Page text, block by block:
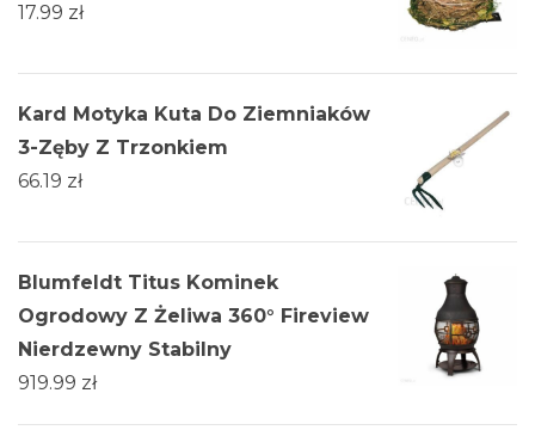
17.99 zł
Kard Motyka Kuta Do Ziemniaków
3-Zęby Z Trzonkiem
66.19 zł
Blumfeldt Titus Kominek
Ogrodowy Z Żeliwa 360° Fireview
Nierdzewny Stabilny
919.99 zł